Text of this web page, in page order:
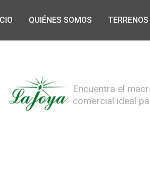
QUIÉNES SOMOS TERRENOS
Encuentra el
comercial ideal